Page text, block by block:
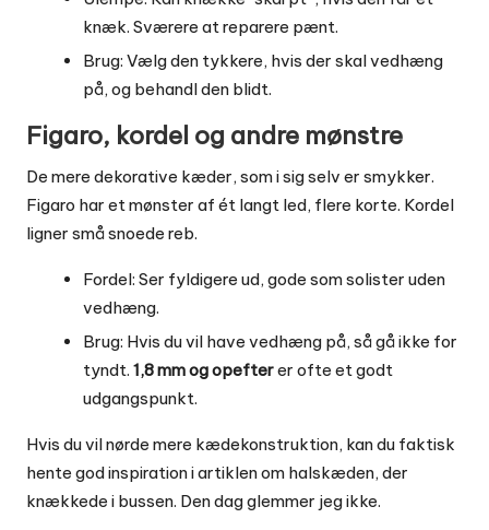
knæk. Sværere at reparere pænt.
Brug: Vælg den tykkere, hvis der skal vedhæng
på, og behandl den blidt.
Figaro, kordel og andre mønstre
De mere dekorative kæder, som i sig selv er smykker.
Figaro har et mønster af ét langt led, flere korte. Kordel
ligner små snoede reb.
Fordel: Ser fyldigere ud, gode som solister uden
vedhæng.
Brug: Hvis du vil have vedhæng på, så gå ikke for
tyndt. 1,8 mm og opefterer ofte et godt
udgangspunkt.
Hvis du vil nørde mere kædekonstruktion, kan du faktisk
hente god inspiration i artiklenom halskæden, der
knækkede i bussen. Den dag glemmer jeg ikke.